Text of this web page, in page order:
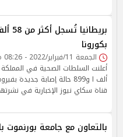
بكورونا
الجمعة 11/فبراير/2022 - 08:26 م
ألف ا و899 حالة إصابة
قناة سكاي نيوز الإخبارية في نشرتها
بالتعاون مع جامعة بورنموت